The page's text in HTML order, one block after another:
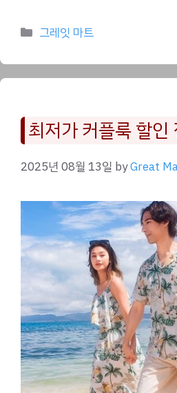
Categories
그레잇 마트
최저가 커플룩 할
2025년 08월 13일 byGreat